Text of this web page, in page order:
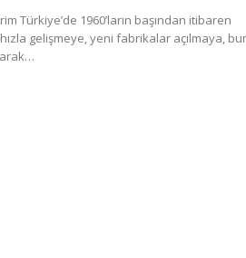
Türkiye’de 1960’ların başından itibaren
gelişmeye, yeni fabrikalar açılmaya,